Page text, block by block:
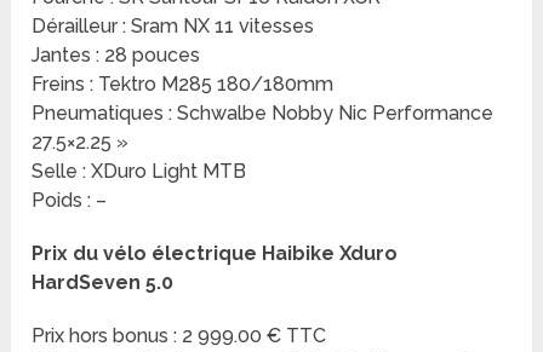
Dérailleur : Sram NX 11 vitesses
Jantes : 28 pouces
Freins : Tektro M285 180/180mm
Pneumatiques : Schwalbe Nobby Nic Performance
27.5×2.25 »
Selle : XDuro Light MTB
Poids : –
Prix du vélo électrique Haibike Xduro
HardSeven 5.0
Prix hors bonus : 2 999.00 € TTC